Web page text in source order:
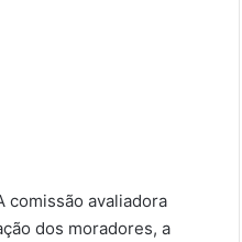
comissão avaliadora
dos moradores, a